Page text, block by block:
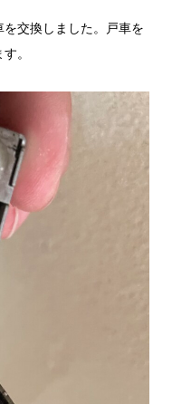
交換しました。戸車を
。